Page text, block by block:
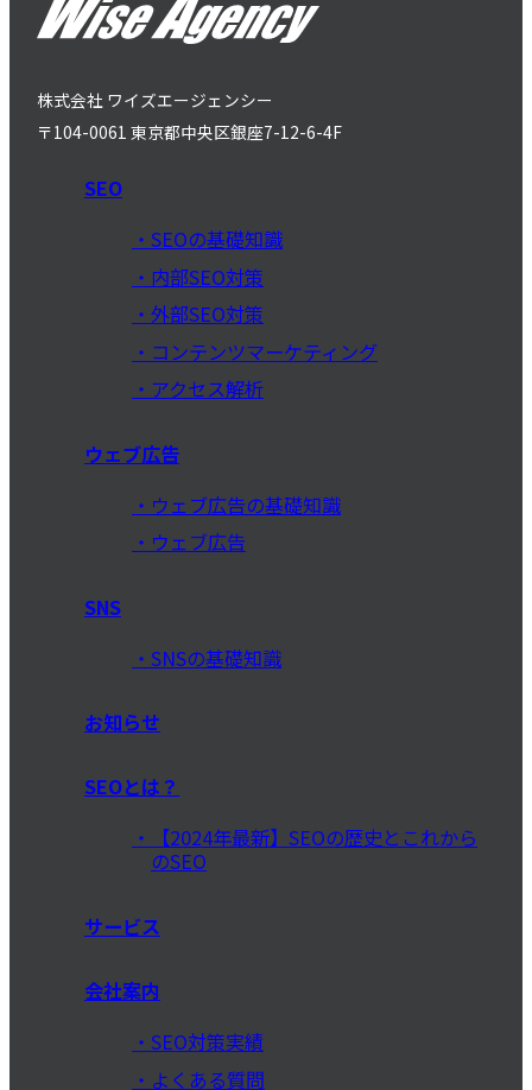
株式会社 ワイズエージェンシー
〒104-0061 東京都中央区銀座7-12-6-4F
SEO
SEOの基礎知識
内部SEO対策
外部SEO対策
コンテンツマーケティング
アクセス解析
ウェブ広告
ウェブ広告の基礎知識
ウェブ広告
SNS
SNSの基礎知識
お知らせ
SEOとは？
【2024年最新】SEOの歴史とこれから
のSEO
サービス
会社案内
SEO対策実績
よくある質問